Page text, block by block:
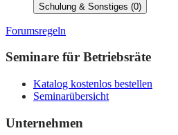
Schulung & Sonstiges (0)
Forumsregeln
Seminare für Betriebsräte
Katalog kostenlos bestellen
Seminarübersicht
Unternehmen